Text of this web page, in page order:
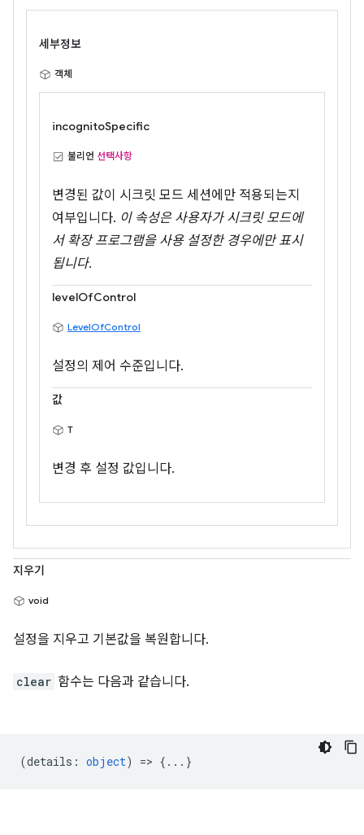
세부정보
객체
incognitoSpecific
불리언 선택사항
변경된 값이 시크릿 모드 세션에만 적용되는지
여부입니다. 이 속성은 사용자가 시크릿 모드에
서 확장 프로그램을 사용 설정한 경우에만 표시
됩니다.
levelOfControl
LevelOfControl
설정의 제어 수준입니다.
값
T
변경 후 설정 값입니다.
지우기
void
설정을 지우고 기본값을 복원합니다.
clear 함수는 다음과 같습니다.
(details : object) => {...}